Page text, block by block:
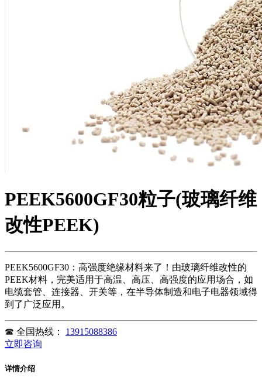
PEEK5600GF30粒子(玻璃纤维
改性PEEK)
PEEK5600GF30：高强度绝缘材料来了！由玻璃纤维改性的
PEEK材料，完美适用于高温、高压、高强度的应用场合，如
电缆套管、连接器、开关等，在半导体制造和电子电器领域得
到了广泛应用。
☎ 全国热线： 13915088386
立即咨询
详情介绍